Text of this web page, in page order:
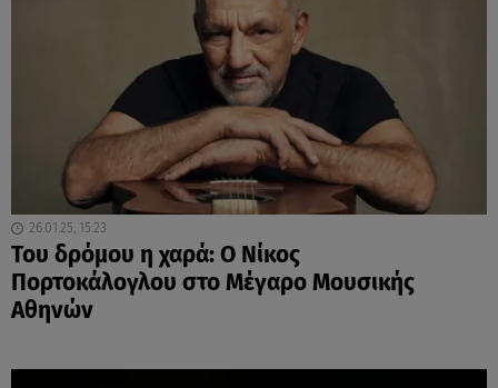
26.01.25, 15:23
Του δρόμου η χαρά: Ο Νίκος
Πορτοκάλογλου στο Μέγαρο Μουσικής
Αθηνών